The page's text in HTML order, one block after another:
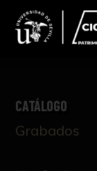
CATÁLOGO
Grabados